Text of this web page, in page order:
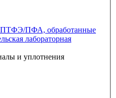
ПТФЭ/ПФА, обработанные
лабораторная
и уплотнения